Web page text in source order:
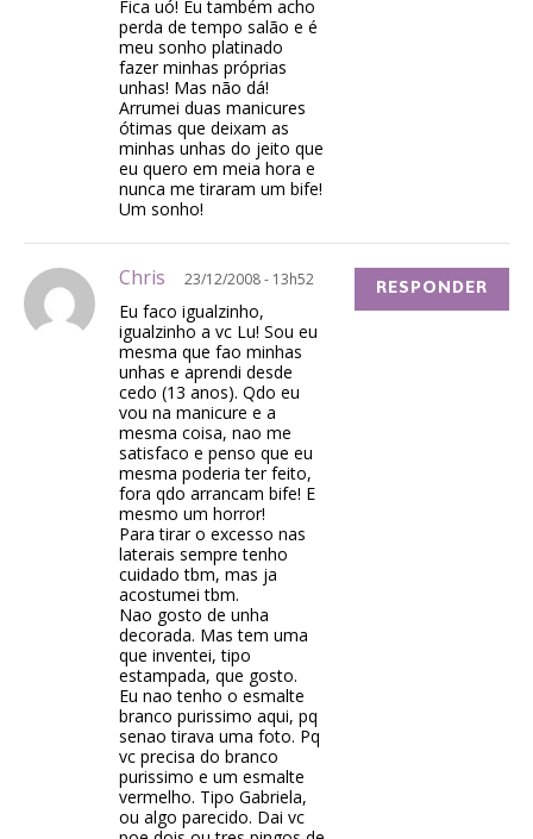
Fica uó! Eu também acho
perda de tempo salão e é
meu sonho platinado
fazer minhas próprias
unhas! Mas não dá!
Arrumei duas manicures
ótimas que deixam as
minhas unhas do jeito que
eu quero em meia hora e
nunca me tiraram um bife!
Um sonho!
Chris 23/12/2008 - 13h52
Eu faco igualzinho,
igualzinho a vc Lu! Sou eu
mesma que fao minhas
unhas e aprendi desde
cedo (13 anos). Qdo eu
vou na manicure e a
mesma coisa, nao me
satisfaco e penso que eu
mesma poderia ter feito,
fora qdo arrancam bife! E
mesmo um horror!
Para tirar o excesso nas
laterais sempre tenho
cuidado tbm, mas ja
acostumei tbm.
Nao gosto de unha
decorada. Mas tem uma
que inventei, tipo
estampada, que gosto.
Eu nao tenho o esmalte
branco purissimo aqui, pq
senao tirava uma foto. Pq
vc precisa do branco
purissimo e um esmalte
vermelho. Tipo Gabriela,
ou algo parecido. Dai vc
RESPONDER